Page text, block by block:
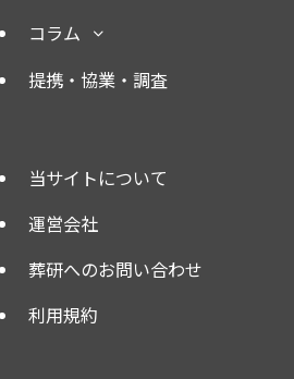
コラム
提携・協業・調査
当サイトについて
運営会社
葬研へのお問い合わせ
利用規約